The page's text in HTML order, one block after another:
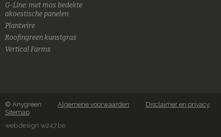
G-Line: met mos bedekte
akoestische panelen
Plantwire
Roofingreen kunstgras
Vertical Farms
© Anygreen Algemene voorwaarden
Disclaimer en privacy
Sitemap
webdesign w247.be